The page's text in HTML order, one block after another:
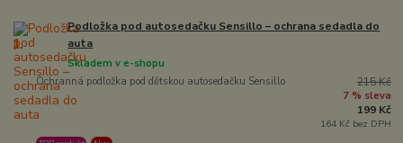
1.
Podložka pod autosedačku Sensillo – ochrana sedadla do
auta
Ochranná podložka pod dětskou autosedačku Sensillo
Skladem v e-shopu
215 Kč
7 % sleva
199 Kč
164 Kč bez DPH